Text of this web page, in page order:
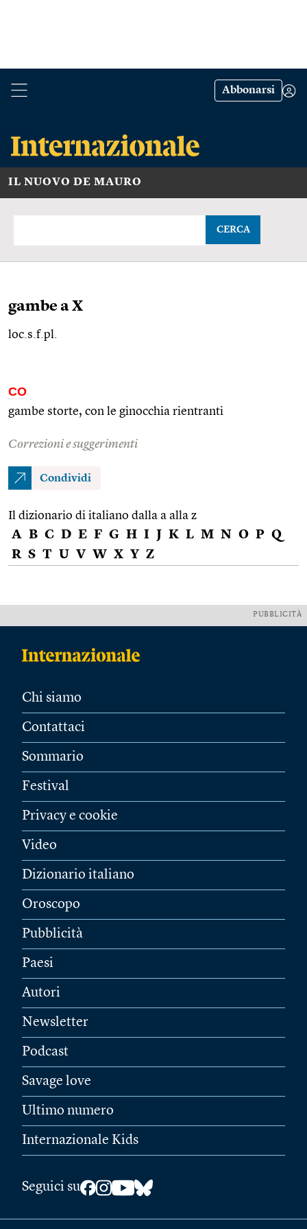
Abbonarsi
IL NUOVO DE MAURO
CERCA
gambe a X
loc.s.f.pl.
CO
gambe storte, con le ginocchia rientranti
Correzioni e suggerimenti
Condividi
Il dizionario di italiano dalla a alla z
A B C D E F G H I J K L M N O P Q
R S T U V W X Y Z
PUBBLICITÀ
Chi siamo
Contattaci
Sommario
Festival
Privacy e cookie
Video
Dizionario italiano
Oroscopo
Pubblicità
Paesi
Autori
Newsletter
Podcast
Savage love
Ultimo numero
Internazionale Kids
Seguici su